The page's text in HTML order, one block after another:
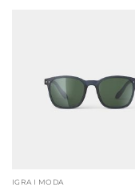
IGRA I MODA